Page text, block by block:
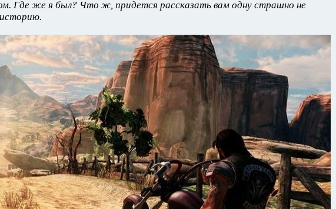
Где же я был? Что ж, придется рассказать вам одну страшно не